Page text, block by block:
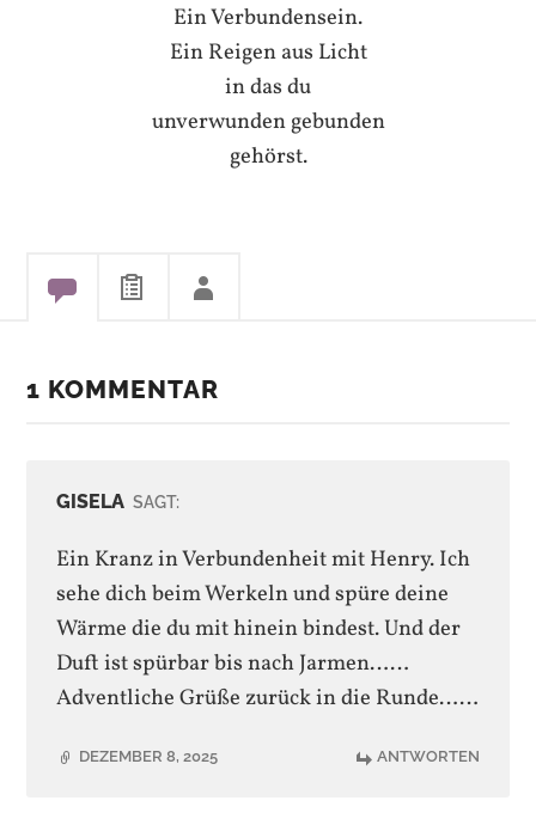
Ein Verbundensein.
Ein Reigen aus Licht
in das du
unverwunden gebunden
gehörst.
1 KOMMENTAR
GISELA SAGT:
Ein Kranz in Verbundenheit mit Henry. Ich
sehe dich beim Werkeln und spüre deine
Wärme die du mit hinein bindest. Und der
Duft ist spürbar bis nach Jarmen……
Adventliche Grüße zurück in die Runde……
DEZEMBER 8, 2025 ANTWORTEN